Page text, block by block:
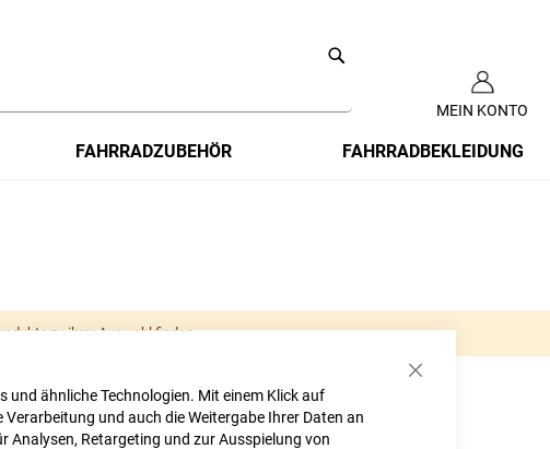
Schließen
und ähnliche Technologien. Mit einem Klick auf
Verarbeitung und auch die Weitergabe Ihrer Daten an
Analysen, Retargeting und zur Ausspielung von
Inhalt
MEIN KONTO
FAHRRADZUBEHÖR FAHRRADBEKLEIDUNG
zu ihrer Auswahl finden.